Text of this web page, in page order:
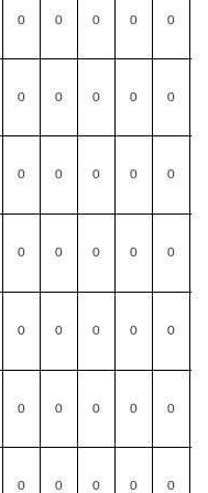
0 0 0 0 0
0 0 0 0 0
0 0 0 0 0
0 0 0 0 0
0 0 0 0 0
0 0 0 0 0
0 0 0 0 0